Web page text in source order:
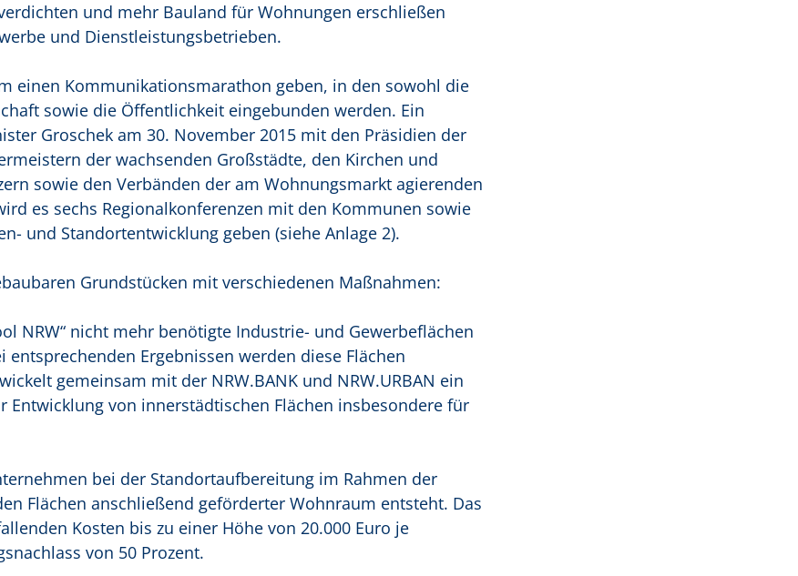
und mehr Bauland für Wohnungen erschließen
und Dienstleistungsbetrieben.
einen Kommunikationsmarathon geben, in den sowohl die
sowie die Öffentlichkeit eingebunden werden. Ein
Groschek am 30. November 2015 mit den Präsidien der
der wachsenden Großstädte, den Kirchen und
sowie den Verbänden der am Wohnungsmarkt agierenden
es sechs Regionalkonferenzen mit den Kommunen sowie
und Standortentwicklung geben (siehe Anlage 2).
Grundstücken mit verschiedenen Maßnahmen:
NRW“ nicht mehr benötigte Industrie- und Gewerbeflächen
Ergebnissen werden diese Flächen
gemeinsam mit der NRW.BANK und NRW.URBAN ein
von innerstädtischen Flächen insbesondere für
bei der Standortaufbereitung im Rahmen der
Flächen anschließend geförderter Wohnraum entsteht. Das
Kosten bis zu einer Höhe von 20.000 Euro je
von 50 Prozent.